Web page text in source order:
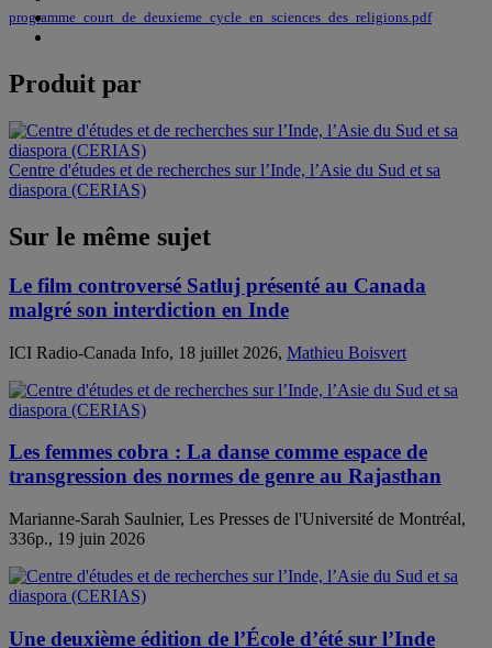
programme_court_de_deuxieme_cycle_en_sciences_des_religions.pdf
Produit par
Centre d'études et de recherches sur l’Inde, l’Asie du Sud et sa
diaspora (CERIAS)
Sur le même sujet
Le film controversé Satluj présenté au Canada
malgré son interdiction en Inde
ICI Radio-Canada Info, 18 juillet 2026, Mathieu Boisvert
Les femmes cobra : La danse comme espace de
transgression des normes de genre au Rajasthan
Marianne-Sarah Saulnier, Les Presses de l'Université de Montréal,
336p., 19 juin 2026
Une deuxième édition de l’École d’été sur l’Inde